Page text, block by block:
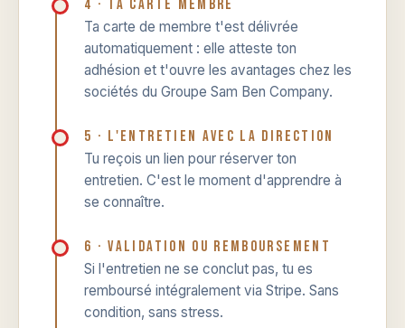
4 · Ta carte membre
Ta carte de membre t'est délivrée
automatiquement : elle atteste ton
adhésion et t'ouvre les avantages chez les
sociétés du Groupe Sam Ben Company.
5 · L'entretien avec la direction
Tu reçois un lien pour réserver ton
entretien. C'est le moment d'apprendre à
se connaître.
6 · Validation ou remboursement
Si l'entretien ne se conclut pas, tu es
remboursé intégralement via Stripe. Sans
condition, sans stress.